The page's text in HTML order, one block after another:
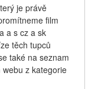
je právě
film
a s cz a sk
těch tupců
také na seznam
z kategorie